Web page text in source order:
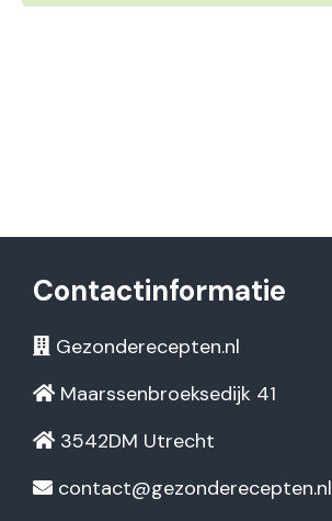
Contactinformatie
Gezonderecepten.nl
Maarssenbroeksedijk 41
3542DM Utrecht
contact@gezonderecepten.nl